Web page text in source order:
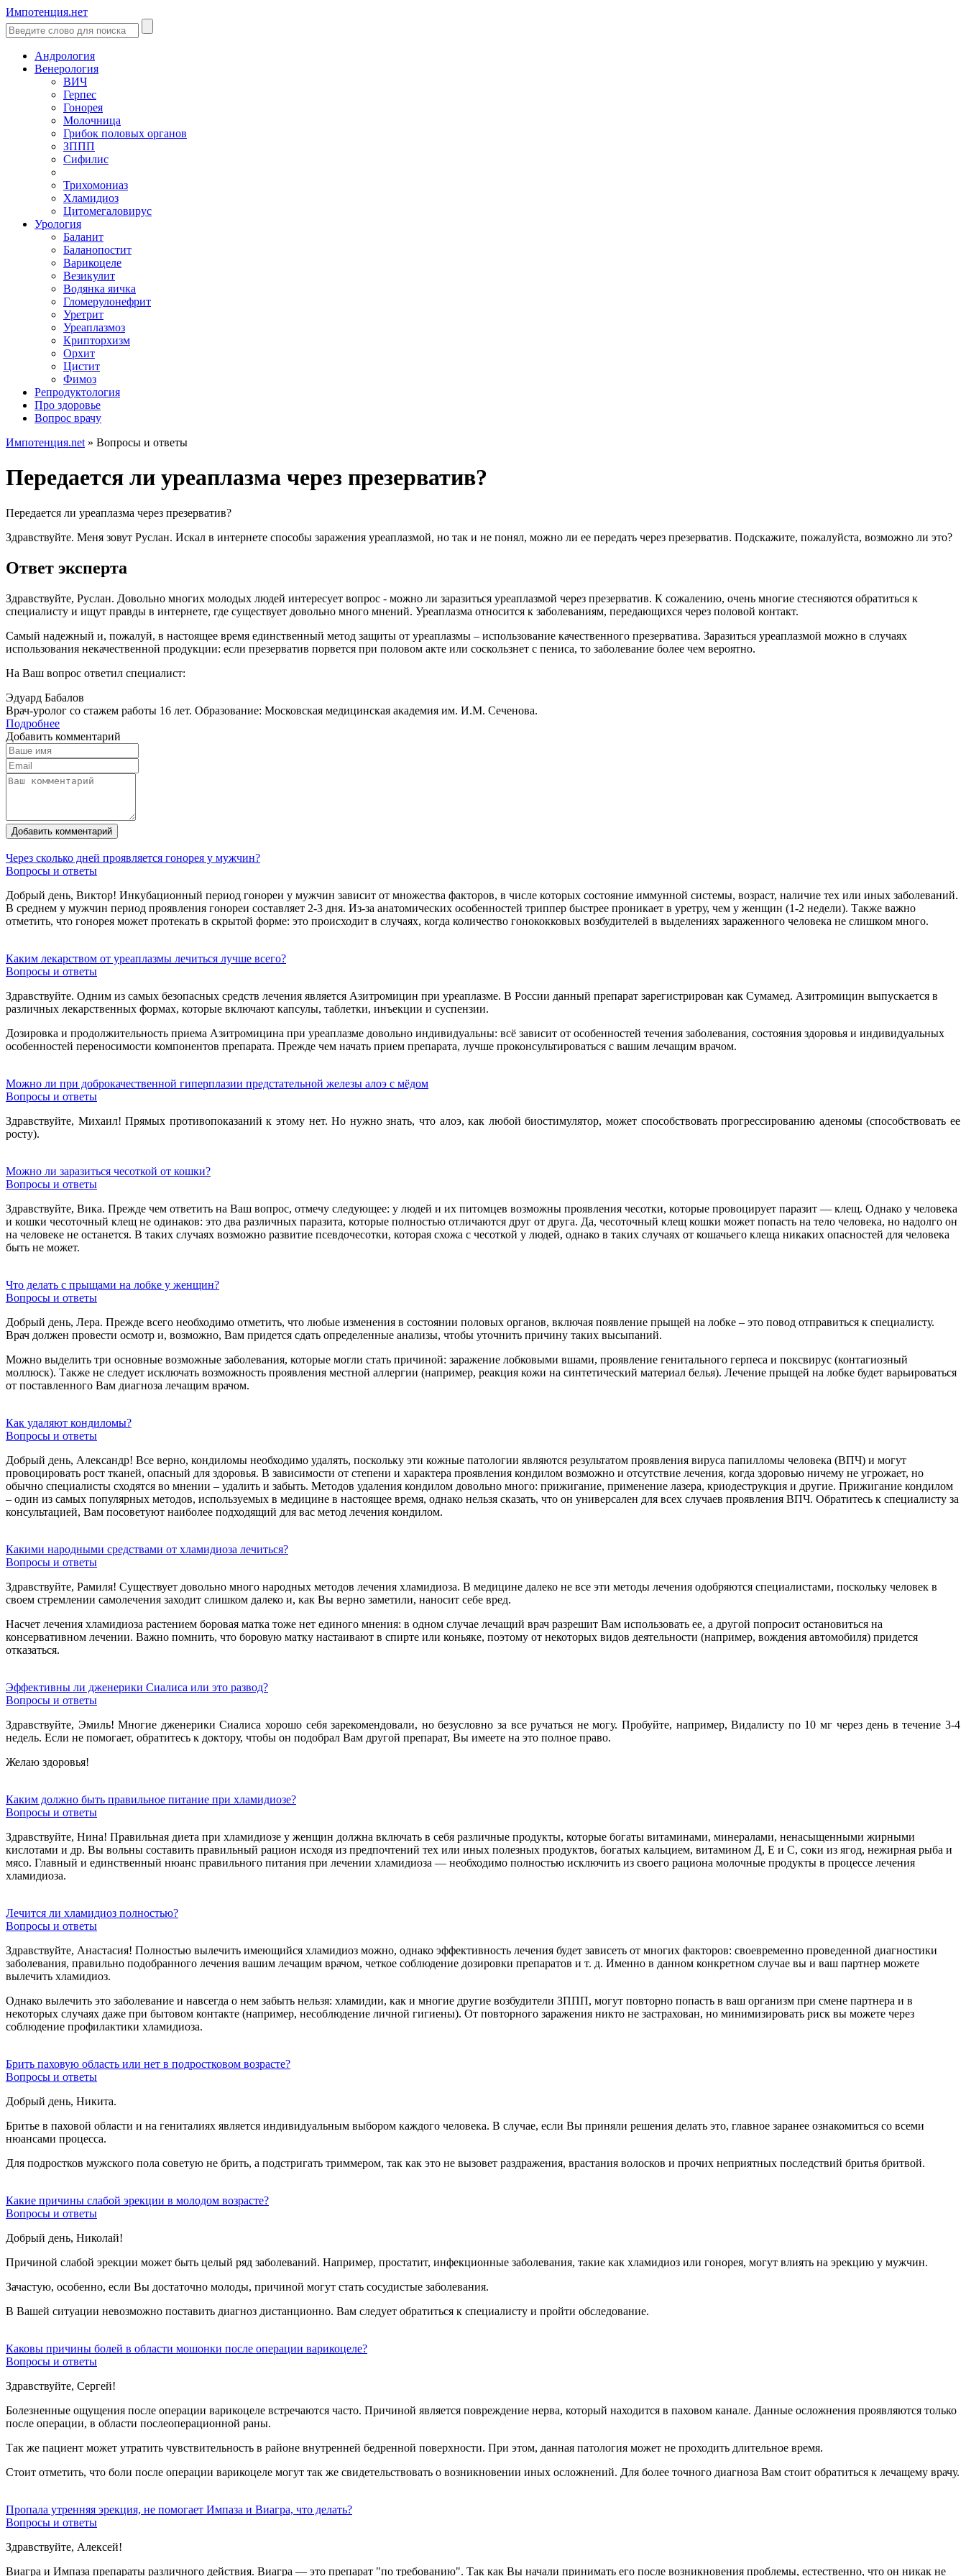
Импотенция.нет
Андрология
Венерология
ВИЧ
Герпес
Гонорея
Молочница
Грибок половых органов
ЗППП
Сифилис
Трихомониаз
Хламидиоз
Цитомегаловирус
Урология
Баланит
Баланопостит
Варикоцеле
Везикулит
Водянка яичка
Гломерулонефрит
Уретрит
Уреаплазмоз
Крипторхизм
Орхит
Цистит
Фимоз
Репродуктология
Про здоровье
Вопрос врачу
Импотенция.net » Вопросы и ответы
Передается ли уреаплазма через презерватив?
Передается ли уреаплазма через презерватив?
Здравствуйте. Меня зовут Руслан. Искал в интернете способы заражения уреаплазмой, но так и не понял, можно ли ее передать через презерватив. Подскажите, пожалуйста, возможно ли это?
Ответ эксперта
Здравствуйте, Руслан. Довольно многих молодых людей интересует вопрос - можно ли заразиться уреаплазмой через презерватив. К сожалению, очень многие стесняются обратиться к
специалисту и ищут правды в интернете, где существует довольно много мнений. Уреаплазма относится к заболеваниям, передающихся через половой контакт.
Самый надежный и, пожалуй, в настоящее время единственный метод защиты от уреаплазмы – использование качественного презерватива. Заразиться уреаплазмой можно в случаях
использования некачественной продукции: если презерватив порвется при половом акте или соскользнет с пениса, то заболевание более чем вероятно.
На Ваш вопрос ответил специалист:
Эдуард Бабалов
Врач-уролог со стажем работы 16 лет. Образование: Московская медицинская академия им. И.М. Сеченова.
Подробнее
Добавить комментарий
Добавить комментарий
Через сколько дней проявляется гонорея у мужчин?
Вопросы и ответы
Добрый день, Виктор! Инкубационный период гонореи у мужчин зависит от множества факторов, в числе которых состояние иммунной системы, возраст, наличие тех или иных заболеваний.
В среднем у мужчин период проявления гонореи составляет 2-3 дня. Из-за анатомических особенностей триппер быстрее проникает в уретру, чем у женщин (1-2 недели). Также важно
отметить, что гонорея может протекать в скрытой форме: это происходит в случаях, когда количество гонококковых возбудителей в выделениях зараженного человека не слишком много.
Каким лекарством от уреаплазмы лечиться лучше всего?
Вопросы и ответы
Здравствуйте. Одним из самых безопасных средств лечения является Азитромицин при уреаплазме. В России данный препарат зарегистрирован как Сумамед. Азитромицин выпускается в
различных лекарственных формах, которые включают капсулы, таблетки, инъекции и суспензии.
Дозировка и продолжительность приема Азитромицина при уреаплазме довольно индивидуальны: всё зависит от особенностей течения заболевания, состояния здоровья и индивидуальных
особенностей переносимости компонентов препарата. Прежде чем начать прием препарата, лучше проконсультироваться с вашим лечащим врачом.
Можно ли при доброкачественной гиперплазии предстательной железы алоэ с мёдом
Вопросы и ответы
Здравствуйте, Михаил! Прямых противопоказаний к этому нет. Но нужно знать, что алоэ, как любой биостимулятор, может способствовать прогрессированию аденомы (способствовать ее
росту).
Можно ли заразиться чесоткой от кошки?
Вопросы и ответы
Здравствуйте, Вика. Прежде чем ответить на Ваш вопрос, отмечу следующее: у людей и их питомцев возможны проявления чесотки, которые провоцирует паразит — клещ. Однако у человека
и кошки чесоточный клещ не одинаков: это два различных паразита, которые полностью отличаются друг от друга. Да, чесоточный клещ кошки может попасть на тело человека, но надолго он
на человеке не останется. В таких случаях возможно развитие псевдочесотки, которая схожа с чесоткой у людей, однако в таких случаях от кошачьего клеща никаких опасностей для человека
быть не может.
Что делать с прыщами на лобке у женщин?
Вопросы и ответы
Добрый день, Лера. Прежде всего необходимо отметить, что любые изменения в состоянии половых органов, включая появление прыщей на лобке – это повод отправиться к специалисту.
Врач должен провести осмотр и, возможно, Вам придется сдать определенные анализы, чтобы уточнить причину таких высыпаний.
Можно выделить три основные возможные заболевания, которые могли стать причиной: заражение лобковыми вшами, проявление генитального герпеса и поксвирус (контагиозный
моллюск). Также не следует исключать возможность проявления местной аллергии (например, реакция кожи на синтетический материал белья). Лечение прыщей на лобке будет варьироваться
от поставленного Вам диагноза лечащим врачом.
Как удаляют кондиломы?
Вопросы и ответы
Добрый день, Александр! Все верно, кондиломы необходимо удалять, поскольку эти кожные патологии являются результатом проявления вируса папилломы человека (ВПЧ) и могут
провоцировать рост тканей, опасный для здоровья. В зависимости от степени и характера проявления кондилом возможно и отсутствие лечения, когда здоровью ничему не угрожает, но
обычно специалисты сходятся во мнении – удалить и забыть. Методов удаления кондилом довольно много: прижигание, применение лазера, криодеструкция и другие. Прижигание кондилом
– один из самых популярных методов, используемых в медицине в настоящее время, однако нельзя сказать, что он универсален для всех случаев проявления ВПЧ. Обратитесь к специалисту за
консультацией, Вам посоветуют наиболее подходящий для вас метод лечения кондилом.
Какими народными средствами от хламидиоза лечиться?
Вопросы и ответы
Здравствуйте, Рамиля! Существует довольно много народных методов лечения хламидиоза. В медицине далеко не все эти методы лечения одобряются специалистами, поскольку человек в
своем стремлении самолечения заходит слишком далеко и, как Вы верно заметили, наносит себе вред.
Насчет лечения хламидиоза растением боровая матка тоже нет единого мнения: в одном случае лечащий врач разрешит Вам использовать ее, а другой попросит остановиться на
консервативном лечении. Важно помнить, что боровую матку настаивают в спирте или коньяке, поэтому от некоторых видов деятельности (например, вождения автомобиля) придется
отказаться.
Эффективны ли дженерики Сиалиса или это развод?
Вопросы и ответы
Здравствуйте, Эмиль! Многие дженерики Сиалиса хорошо себя зарекомендовали, но безусловно за все ручаться не могу. Пробуйте, например, Видалисту по 10 мг через день в течение 3-4
недель. Если не помогает, обратитесь к доктору, чтобы он подобрал Вам другой препарат, Вы имеете на это полное право.
Желаю здоровья!
Каким должно быть правильное питание при хламидиозе?
Вопросы и ответы
Здравствуйте, Нина! Правильная диета при хламидиозе у женщин должна включать в себя различные продукты, которые богаты витаминами, минералами, ненасыщенными жирными
кислотами и др. Вы вольны составить правильный рацион исходя из предпочтений тех или иных полезных продуктов, богатых кальцием, витамином Д, Е и С, соки из ягод, нежирная рыба и
мясо. Главный и единственный нюанс правильного питания при лечении хламидиоза — необходимо полностью исключить из своего рациона молочные продукты в процессе лечения
хламидиоза.
Лечится ли хламидиоз полностью?
Вопросы и ответы
Здравствуйте, Анастасия! Полностью вылечить имеющийся хламидиоз можно, однако эффективность лечения будет зависеть от многих факторов: своевременно проведенной диагностики
заболевания, правильно подобранного лечения вашим лечащим врачом, четкое соблюдение дозировки препаратов и т. д. Именно в данном конкретном случае вы и ваш партнер можете
вылечить хламидиоз.
Однако вылечить это заболевание и навсегда о нем забыть нельзя: хламидии, как и многие другие возбудители ЗППП, могут повторно попасть в ваш организм при смене партнера и в
некоторых случаях даже при бытовом контакте (например, несоблюдение личной гигиены). От повторного заражения никто не застрахован, но минимизировать риск вы можете через
соблюдение профилактики хламидиоза.
Брить паховую область или нет в подростковом возрасте?
Вопросы и ответы
Добрый день, Никита.
Бритье в паховой области и на гениталиях является индивидуальным выбором каждого человека. В случае, если Вы приняли решения делать это, главное заранее ознакомиться со всеми
нюансами процесса.
Для подростков мужского пола советую не брить, а подстригать триммером, так как это не вызовет раздражения, врастания волосков и прочих неприятных последствий бритья бритвой.
Какие причины слабой эрекции в молодом возрасте?
Вопросы и ответы
Добрый день, Николай!
Причиной слабой эрекции может быть целый ряд заболеваний. Например, простатит, инфекционные заболевания, такие как хламидиоз или гонорея, могут влиять на эрекцию у мужчин.
Зачастую, особенно, если Вы достаточно молоды, причиной могут стать сосудистые заболевания.
В Вашей ситуации невозможно поставить диагноз дистанционно. Вам следует обратиться к специалисту и пройти обследование.
Каковы причины болей в области мошонки после операции варикоцеле?
Вопросы и ответы
Здравствуйте, Сергей!
Болезненные ощущения после операции варикоцеле встречаются часто. Причиной является повреждение нерва, который находится в паховом канале. Данные осложнения проявляются только
после операции, в области послеоперационной раны.
Так же пациент может утратить чувствительность в районе внутренней бедренной поверхности. При этом, данная патология может не проходить длительное время.
Стоит отметить, что боли после операции варикоцеле могут так же свидетельствовать о возникновении иных осложнений. Для более точного диагноза Вам стоит обратиться к лечащему врачу.
Пропала утренняя эрекция, не помогает Импаза и Виагра, что делать?
Вопросы и ответы
Здравствуйте, Алексей!
Виагра и Импаза препараты различного действия. Виагра — это препарат "по требованию". Так как Вы начали принимать его после возникновения проблемы, естественно, что он никак не